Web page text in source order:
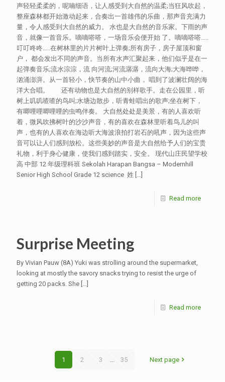
声轻轻柔柔的，呢喃细语，让人感受到大自然的温柔;当狂风吹起，
整座森林都开始激动起来，合奏出一首雄伟的乐曲，那声音充满力
量，令人感受到大自然的威力。 水也是大自然的音乐家。下雨的声
音，就像一首音乐。嘀嘀嗒嗒，一场音乐会便开始 了。嘀嘀嗒嗒…..
叮叮咚咚…..在树林里的片片树叶上弹奏;所有房子，房子屋顶和窗
户， 都会发出不同的声音。当所有水声汇聚起来，他们似乎是在一
起弹奏音乐;流水淙淙，流 向河流;河流潺潺，流向大海;大海哗哗，
汹涌澎湃。从一首轻小，快节奏的山中小曲， 唱到了波澜壮阔的海
洋大合唱。 还有动物也是大自然的别样歌手。走在公园里，听
树上叽叽喳喳的鸟叫;水塘边散步，听青蛙唱出的歌声;坐在树下，
有唧哩哩唧哩哩的虫鸣伴奏。 大自然处处是美景，有的人喜欢听
着，微风吹拂树叶的沙沙声音，有的喜欢在森林里听着鸟儿的叫
声，也有的人喜欢在海边听大海波浪拍打岩石的吼声，因为这些声
音可以让人们感到放松。这些美妙的声音是大自然给予人们的宝贵
礼物，利于身心健康，使我们感到踏实，安全。 现代山庄民望学校
高 中部 12 年级理科班 Sekolah Harapan Bangsa – Modernhill
Senior High School Grade 12 science 姓 […]
Read more
Surprise Meeting
By Vivian Pauw (8A) Yuki was strolling around the supermarket,
looking at mostly the savory snacks trying to resist the urge of
getting 20 packs. She […]
Read more
1 2 3 ... 35 Next page